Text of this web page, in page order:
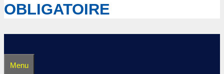
OBLIGATOIRE
Menu